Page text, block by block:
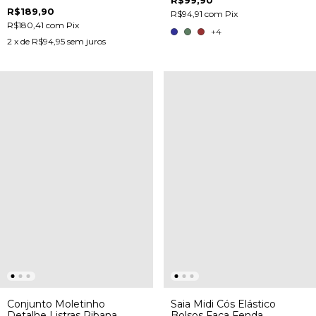
R$189,90
R$180,41 com Pix
2 x de R$94,95 sem juros
R$94,91 com Pix
+4
Conjunto Moletinho
Saia Midi Cós Elástico